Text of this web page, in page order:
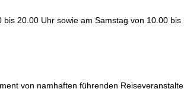
20.00 Uhr sowie am Samstag von 10.00
von namhaften führenden